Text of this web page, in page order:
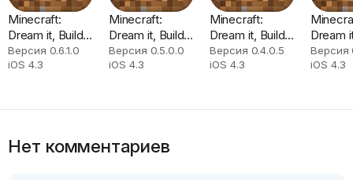
Minecraft:
Dream it, Build
it!
Версия 0.6.1.0
iOS 4.3
Minecraft:
Dream it, Build
it!
Версия 0.5.0.0
iOS 4.3
Minecraft:
Dream it, Build
it!
Версия 0.4.0.5
iOS 4.3
Dream
it!
Версия
iOS 4.3
Нет комментариев